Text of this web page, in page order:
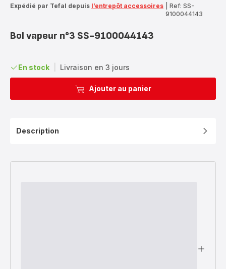
Expédié par Tefal depuis l’entrepôt accessoires
Ref: SS-
9100044143
Bol vapeur n°3 SS-9100044143
En stock Livraison en 3 jours
Ajouter au panier
Description